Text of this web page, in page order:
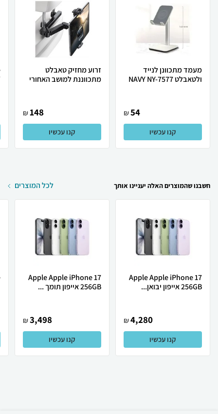
מעמד מתכוונן לנייד
ולטאבלט NAVY NY-7577
54
₪
קנו עכשיו
זרוע מחזיק טאבלט
מתכווננת למושב האחורי
148
₪
קנו עכשיו
חשבנו שהמוצרים האלה יעניינו אותך לכל המוצרים
Apple Apple iPhone 17
256GB אייפון יבואן...
4,280
₪
קנו עכשיו
Apple Apple iPhone 17
256GB אייפון תומך ...
3,498
₪
קנו עכשיו